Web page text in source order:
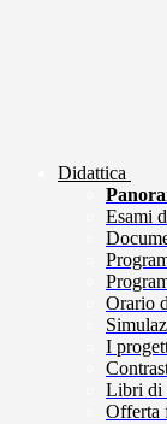
Didattica
Esami
Orario
I
Libri di
Offerta